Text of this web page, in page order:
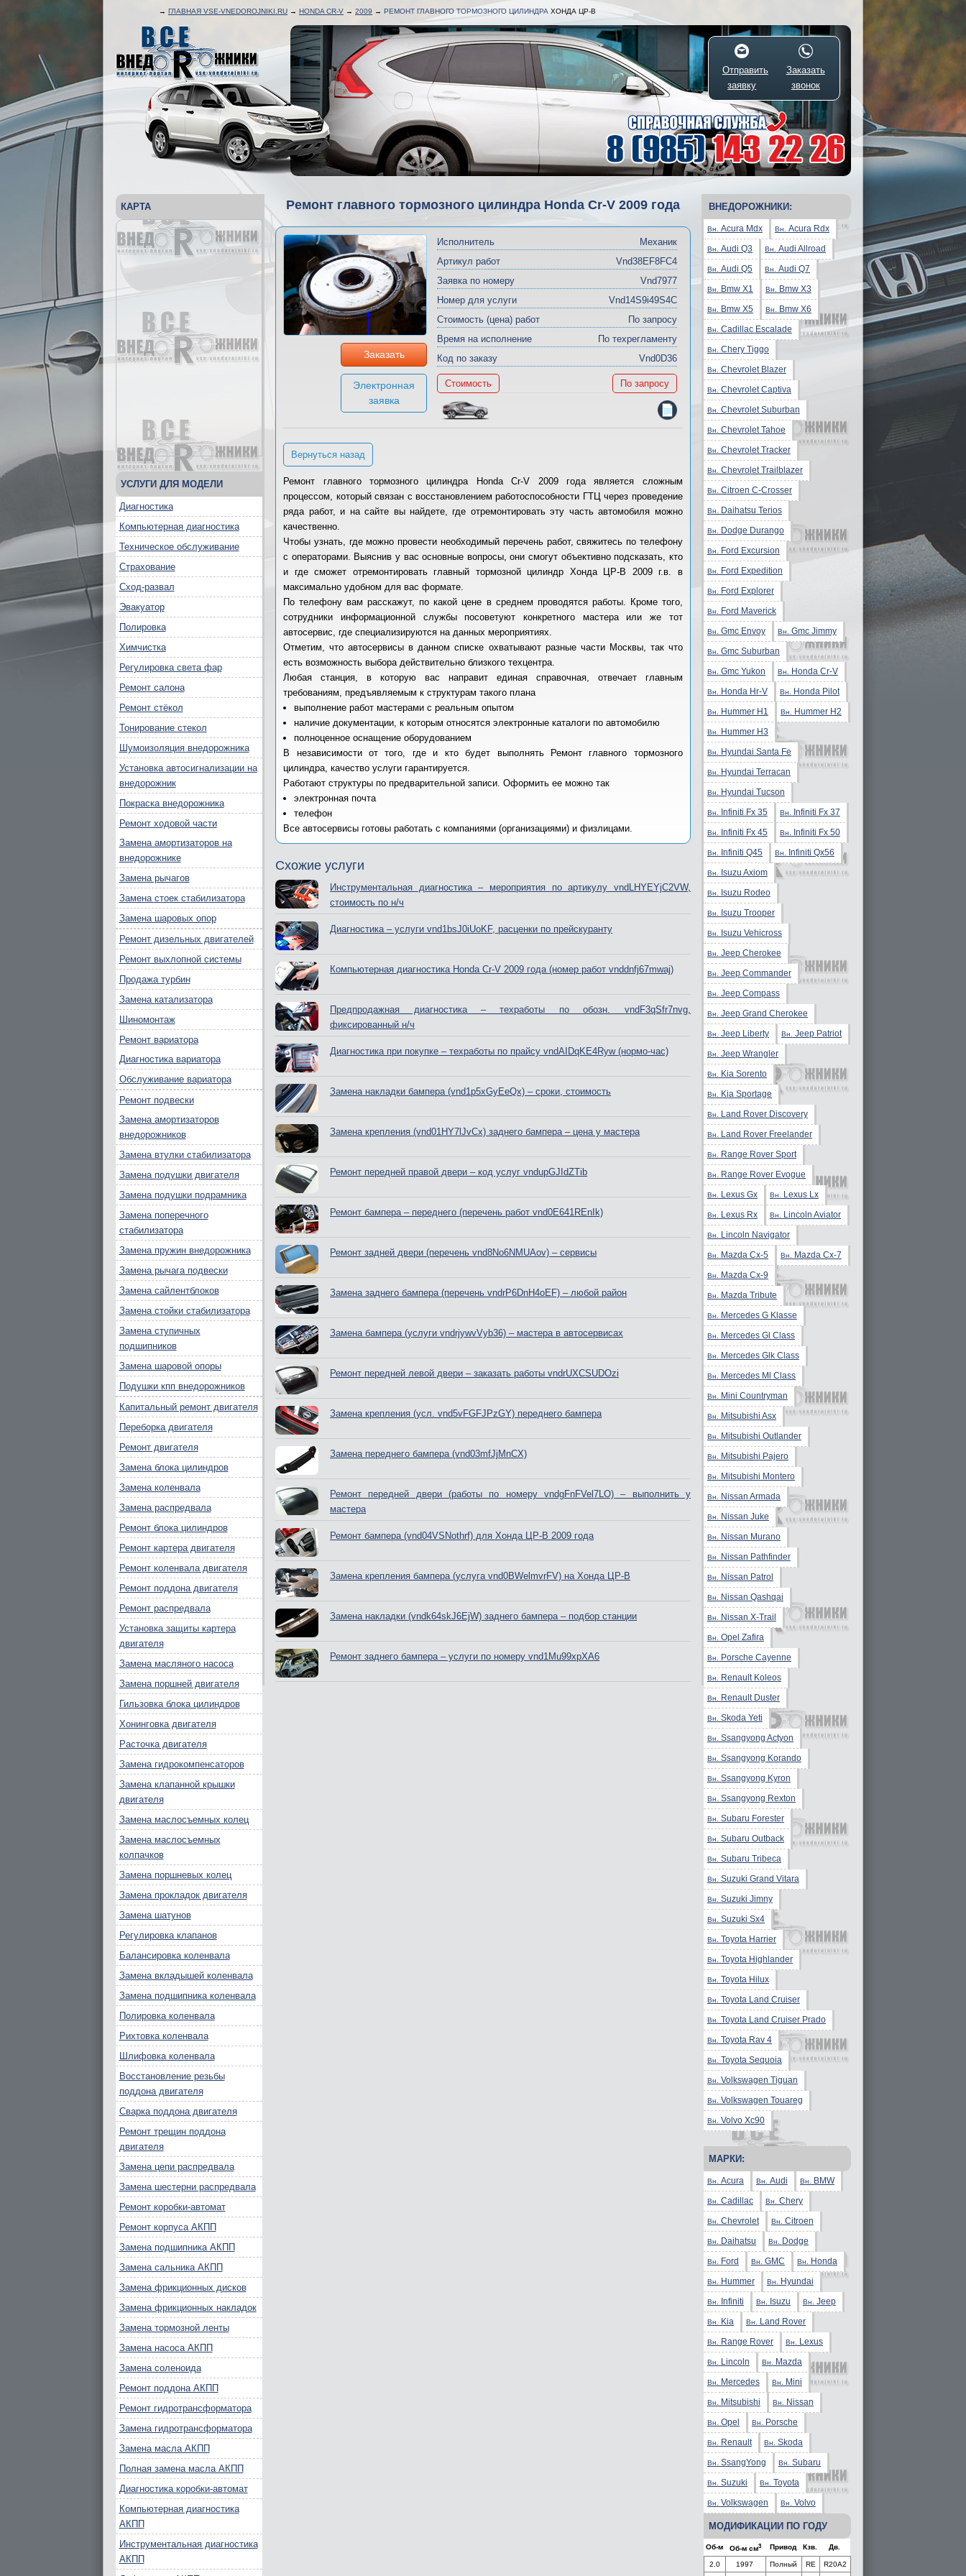
→ ГЛАВНАЯ VSE-VNEDOROJNIKI.RU → HONDA CR-V → 2009 → РЕМОНТ ГЛАВНОГО ТОРМОЗНОГО ЦИЛИНДРА ХОНДА ЦР-В
Отправить
заявку
Заказать
звонок
Ремонт главного тормозного цилиндра Honda Cr-V 2009 года
Заказать
Электронная
заявка
Исполнитель
Механик
Артикул работ
Vnd38EF8FC4
Заявка по номеру
Vnd7977
Номер для услуги
Vnd14S9i49S4C
Стоимость (цена) работ
По запросу
Время на исполнение
По техрегламенту
Код по заказу
Vnd0D36
Стоимость По запросу
Вернуться назад
Ремонт главного тормозного цилиндра Honda Cr-V 2009 года является сложным
процессом, который связан с восстановлением работоспособности ГТЦ через проведение
ряда работ, и на сайте вы найдете, где отремонтировать эту часть автомобиля можно
качественно.
Чтобы узнать, где можно провести необходимый перечень работ, свяжитесь по телефону
с операторами. Выяснив у вас основные вопросы, они смогут объективно подсказать, кто
и где сможет отремонтировать главный тормозной цилиндр Хонда ЦР-В 2009 г.в. в
максимально удобном для вас формате.
По телефону вам расскажут, по какой цене в среднем проводятся работы. Кроме того,
сотрудники информационной службы посоветуют конкретного мастера или же тот
автосервис, где специализируются на данных мероприятиях.
Отметим, что автосервисы в данном списке охватывают разные части Москвы, так что
есть возможность выбора действительно близкого техцентра.
Любая станция, в которую вас направит единая справочная, отвечает главным
требованиям, предъявляемым к структурам такого плана
выполнение работ мастерами с реальным опытом
наличие документации, к которым относятся электронные каталоги по автомобилю
полноценное оснащение оборудованием
В независимости от того, где и кто будет выполнять Ремонт главного тормозного
цилиндра, качество услуги гарантируется.
Работают структуры по предварительной записи. Оформить ее можно так
электронная почта
телефон
Все автосервисы готовы работать с компаниями (организациями) и физлицами.
Схожие услуги
Инструментальная диагностика – мероприятия по артикулу vndLHYEYjC2VW,
стоимость по н/ч
Диагностика – услуги vnd1bsJ0iUoKF, расценки по прейскуранту
Компьютерная диагностика Honda Cr-V 2009 года (номер работ vnddnfj67mwaj)
Предпродажная диагностика – техработы по обозн. vndF3qSfr7nvg,
фиксированный н/ч
Диагностика при покупке – техработы по прайсу vndAIDqKE4Ryw (нормо-час)
Замена накладки бампера (vnd1p5xGyEeQx) – сроки, стоимость
Замена крепления (vnd01HY7lJvCx) заднего бампера – цена у мастера
Ремонт передней правой двери – код услуг vndupGJIdZTib
Ремонт бампера – переднего (перечень работ vnd0E641REnIk)
Ремонт задней двери (перечень vnd8No6NMUAov) – сервисы
Замена заднего бампера (перечень vndrP6DnH4oEF) – любой район
Замена бампера (услуги vndrjywvVyb36) – мастера в автосервисах
Ремонт передней левой двери – заказать работы vndrUXCSUDOzi
Замена крепления (усл. vnd5vFGFJPzGY) переднего бампера
Замена переднего бампера (vnd03mfJjMnCX)
Ремонт передней двери (работы по номеру vndgFnFVel7LO) – выполнить у
мастера
Ремонт бампера (vnd04VSNothrf) для Хонда ЦР-В 2009 года
Замена крепления бампера (услуга vnd0BWelmvrFV) на Хонда ЦР-В
Замена накладки (vndk64skJ6EjW) заднего бампера – подбор станции
Ремонт заднего бампера – услуги по номеру vnd1Mu99xpXA6
КАРТА
УСЛУГИ ДЛЯ МОДЕЛИ
Диагностика
Компьютерная диагностика
Техническое обслуживание
Страхование
Сход-развал
Эвакуатор
Полировка
Химчистка
Регулировка света фар
Ремонт салона
Ремонт стёкол
Тонирование стекол
Шумоизоляция внедорожника
Установка автосигнализации на
внедорожник
Покраска внедорожника
Ремонт ходовой части
Замена амортизаторов на
внедорожнике
Замена рычагов
Замена стоек стабилизатора
Замена шаровых опор
Ремонт дизельных двигателей
Ремонт выхлопной системы
Продажа турбин
Замена катализатора
Шиномонтаж
Ремонт вариатора
Диагностика вариатора
Обслуживание вариатора
Ремонт подвески
Замена амортизаторов
внедорожников
Замена втулки стабилизатора
Замена подушки двигателя
Замена подушки подрамника
Замена поперечного
стабилизатора
Замена пружин внедорожника
Замена рычага подвески
Замена сайлентблоков
Замена стойки стабилизатора
Замена ступичных
подшипников
Замена шаровой опоры
Подушки кпп внедорожников
Капитальный ремонт двигателя
Переборка двигателя
Ремонт двигателя
Замена блока цилиндров
Замена коленвала
Замена распредвала
Ремонт блока цилиндров
Ремонт картера двигателя
Ремонт коленвала двигателя
Ремонт поддона двигателя
Ремонт распредвала
Установка защиты картера
двигателя
Замена масляного насоса
Замена поршней двигателя
Гильзовка блока цилиндров
Хонинговка двигателя
Расточка двигателя
Замена гидрокомпенсаторов
Замена клапанной крышки
двигателя
Замена маслосъемных колец
Замена маслосъемных
колпачков
Замена поршневых колец
Замена прокладок двигателя
Замена шатунов
Регулировка клапанов
Балансировка коленвала
Замена вкладышей коленвала
Замена подшипника коленвала
Полировка коленвала
Рихтовка коленвала
Шлифовка коленвала
Восстановление резьбы
поддона двигателя
Сварка поддона двигателя
Ремонт трещин поддона
двигателя
Замена цепи распредвала
Замена шестерни распредвала
Ремонт коробки-автомат
Ремонт корпуса АКПП
Замена подшипника АКПП
Замена сальника АКПП
Замена фрикционных дисков
Замена фрикционных накладок
Замена тормозной ленты
Замена насоса АКПП
Замена соленоида
Ремонт поддона АКПП
Ремонт гидротрансформатора
Замена гидротрансформатора
Замена масла АКПП
Полная замена масла АКПП
Диагностика коробки-автомат
Компьютерная диагностика
АКПП
Инструментальная диагностика
АКПП
ВНЕДОРОЖНИКИ:
Вн. Acura Mdx Вн. Acura Rdx
Вн. Audi Q3 Вн. Audi Allroad
Вн. Audi Q5 Вн. Audi Q7
Вн. Bmw X1 Вн. Bmw X3
Вн. Bmw X5 Вн. Bmw X6
Вн. Cadillac Escalade
Вн. Chery Tiggo
Вн. Chevrolet Blazer
Вн. Chevrolet Captiva
Вн. Chevrolet Suburban
Вн. Chevrolet Tahoe
Вн. Chevrolet Tracker
Вн. Chevrolet Trailblazer
Вн. Citroen C-Crosser
Вн. Daihatsu Terios
Вн. Dodge Durango
Вн. Ford Excursion
Вн. Ford Expedition
Вн. Ford Explorer
Вн. Ford Maverick
Вн. Gmc Envoy Вн. Gmc Jimmy
Вн. Gmc Suburban
Вн. Gmc Yukon Вн. Honda Cr-V
Вн. Honda Hr-V Вн. Honda Pilot
Вн. Hummer H1 Вн. Hummer H2
Вн. Hummer H3
Вн. Hyundai Santa Fe
Вн. Hyundai Terracan
Вн. Hyundai Tucson
Вн. Infiniti Fx 35 Вн. Infiniti Fx 37
Вн. Infiniti Fx 45 Вн. Infiniti Fx 50
Вн. Infiniti Q45 Вн. Infiniti Qx56
Вн. Isuzu Axiom
Вн. Isuzu Rodeo
Вн. Isuzu Trooper
Вн. Isuzu Vehicross
Вн. Jeep Cherokee
Вн. Jeep Commander
Вн. Jeep Compass
Вн. Jeep Grand Cherokee
Вн. Jeep Liberty Вн. Jeep Patriot
Вн. Jeep Wrangler
Вн. Kia Sorento
Вн. Kia Sportage
Вн. Land Rover Discovery
Вн. Land Rover Freelander
Вн. Range Rover Sport
Вн. Range Rover Evogue
Вн. Lexus Gx Вн. Lexus Lx
Вн. Lexus Rx Вн. Lincoln Aviator
Вн. Lincoln Navigator
Вн. Mazda Cx-5 Вн. Mazda Cx-7
Вн. Mazda Cx-9
Вн. Mazda Tribute
Вн. Mercedes G Klasse
Вн. Mercedes Gl Class
Вн. Mercedes Glk Class
Вн. Mercedes Ml Class
Вн. Mini Countryman
Вн. Mitsubishi Asx
Вн. Mitsubishi Outlander
Вн. Mitsubishi Pajero
Вн. Mitsubishi Montero
Вн. Nissan Armada
Вн. Nissan Juke
Вн. Nissan Murano
Вн. Nissan Pathfinder
Вн. Nissan Patrol
Вн. Nissan Qashqai
Вн. Nissan X-Trail
Вн. Opel Zafira
Вн. Porsche Cayenne
Вн. Renault Koleos
Вн. Renault Duster
Вн. Skoda Yeti
Вн. Ssangyong Actyon
Вн. Ssangyong Korando
Вн. Ssangyong Kyron
Вн. Ssangyong Rexton
Вн. Subaru Forester
Вн. Subaru Outback
Вн. Subaru Tribeca
Вн. Suzuki Grand Vitara
Вн. Suzuki Jimny
Вн. Suzuki Sx4
Вн. Toyota Harrier
Вн. Toyota Highlander
Вн. Toyota Hilux
Вн. Toyota Land Cruiser
Вн. Toyota Land Cruiser Prado
Вн. Toyota Rav 4
Вн. Toyota Sequoia
Вн. Volkswagen Tiguan
Вн. Volkswagen Touareg
Вн. Volvo Xc90
МАРКИ:
Вн. Acura Вн. Audi Вн. BMW
Вн. Cadillac Вн. Chery
Вн. Chevrolet Вн. Citroen
Вн. Daihatsu Вн. Dodge
Вн. Ford Вн. GMC Вн. Honda
Вн. Hummer Вн. Hyundai
Вн. Infiniti Вн. Isuzu Вн. Jeep
Вн. Kia Вн. Land Rover
Вн. Range Rover Вн. Lexus
Вн. Lincoln Вн. Mazda
Вн. Mercedes Вн. Mini
Вн. Mitsubishi Вн. Nissan
Вн. Opel Вн. Porsche
Вн. Renault Вн. Skoda
Вн. SsangYong Вн. Subaru
Вн. Suzuki Вн. Toyota
Вн. Volkswagen Вн. Volvo
МОДИФИКАЦИИ ПО ГОДУ
Об-м Об-м см3 Привод Кзв. Дв.
2.0 1997 Полный RE R20A2